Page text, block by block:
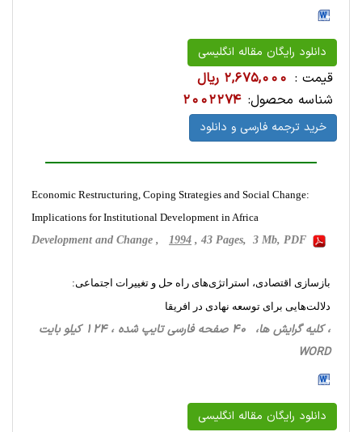
دانلود رایگان مقاله انگلیسی
قیمت : 2,675,000 ریال
شناسه محصول: 2002274
خرید ترجمه فارسی و دانلود
Economic Restructuring, Coping Strategies and Social Change:
Implications for Institutional Development in Africa
Development and Change , 1994 , 43 Pages, 3 Mb, PDF
بازسازی اقتصادی، استراتژی‌های راه حل و تغییرات اجتماعی:
دلالت‌هایی برای توسعه نهادی در افریقا
، کلیه گرایش ها، 40 صفحه فارسی تایپ شده ، 124 کیلو بایت
WORD
دانلود رایگان مقاله انگلیسی